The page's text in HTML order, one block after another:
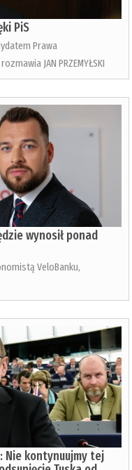
PiS
Prawa
JAN PRZEMYŁSKI
wynosił ponad
VeloBanku,
Nie kontynuujmy tej